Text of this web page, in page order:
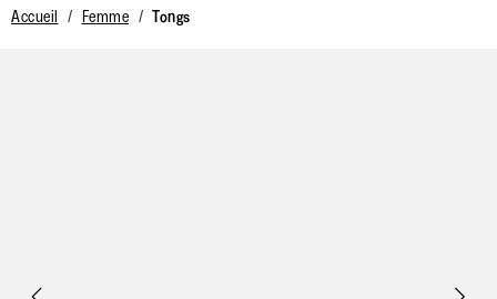
content
Accueil Femme Tongs